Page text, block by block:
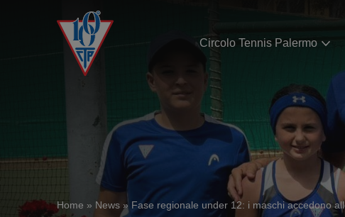
Circolo Tennis Palermo
Home » News » Fase regionale under 12: i maschi accedono